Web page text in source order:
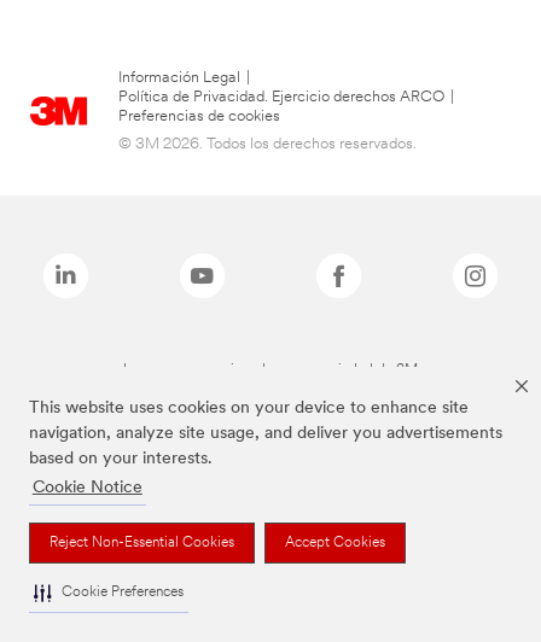
This website uses cookies on your device to enhance site
navigation, analyze site usage, and deliver you advertisements
based on your interests.
Cookie Notice
Reject Non-Essential Cookies Accept Cookies
Cookie Preferences
Información Legal
Política de Privacidad. Ejercicio derechos ARCO
Preferencias de cookies
© 3M 2026. Todos los derechos reservados.
Las marcas mencionadas son propiedad de 3M